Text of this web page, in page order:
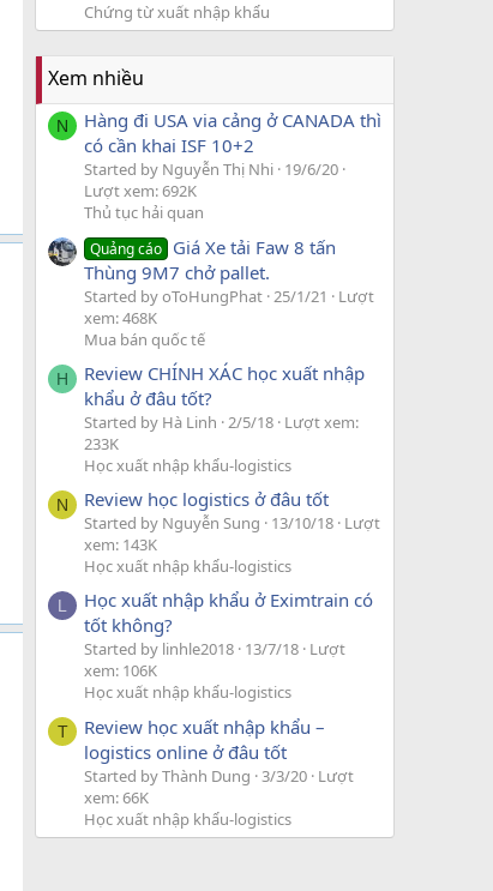
Chứng từ xuất nhập khẩu
Xem nhiều
N
Hàng đi USA via cảng ở CANADA thì
có cần khai ISF 10+2
Started by Nguyễn Thị Nhi 19/6/20
Lượt xem: 692K
Thủ tục hải quan
Quảng cáo Giá Xe tải Faw 8 tấn
Thùng 9M7 chở pallet.
Started by oToHungPhat 25/1/21
Lượt
xem: 468K
Mua bán quốc tế
H
Review CHÍNH XÁC học xuất nhập
khẩu ở đâu tốt?
Started by Hà Linh 2/5/18 Lượt xem:
233K
Học xuất nhập khẩu-logistics
N Review học logistics ở đâu tốt
Started by Nguyễn Sung 13/10/18 Lượt
xem: 143K
Học xuất nhập khẩu-logistics
L
Học xuất nhập khẩu ở Eximtrain có
tốt không?
Started by linhle2018 13/7/18 Lượt
xem: 106K
Học xuất nhập khẩu-logistics
T
Review học xuất nhập khẩu –
logistics online ở đâu tốt
Started by Thành Dung 3/3/20 Lượt
xem: 66K
Học xuất nhập khẩu-logistics